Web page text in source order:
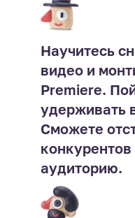
Научитесь
видео и
Premiere.
удерживать
Сможете
аудиторию.